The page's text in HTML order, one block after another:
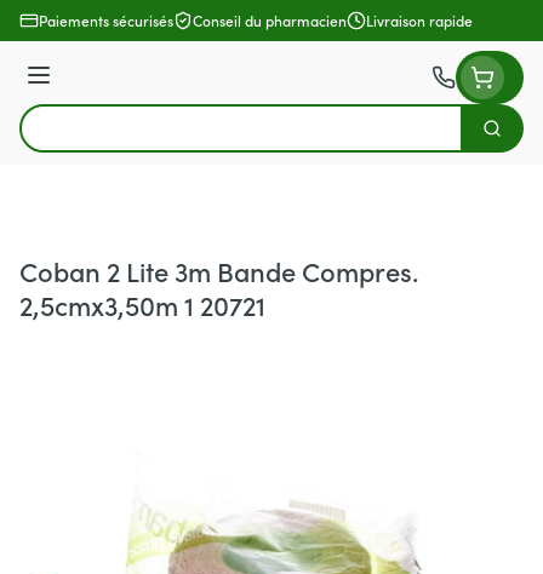
Aller au contenu
Paiements sécurisés Conseil du pharmacien Livraison rapide
Menu
Rechercher
Coban 2 Lite 3m Bande Compres.
2,5cmx3,50m 1 20721